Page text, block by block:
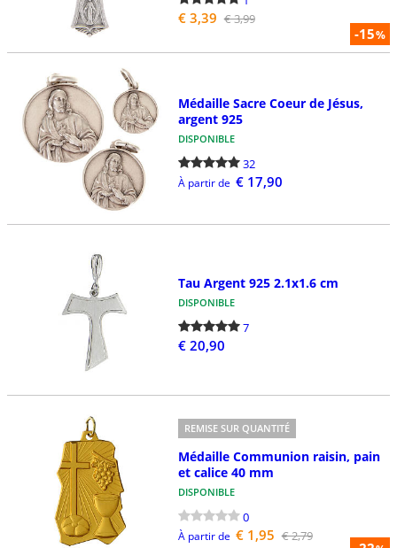
-15%
€ 3,39 € 3,99
Médaille Sacre Coeur de Jésus,
argent 925
DISPONIBLE
32
À partir de € 17,90
Tau Argent 925 2.1x1.6 cm
DISPONIBLE
7
€ 20,90
REMISE SUR QUANTITÉ
Médaille Communion raisin, pain
et calice 40 mm
DISPONIBLE
0
À partir de € 1,95 € 2,79